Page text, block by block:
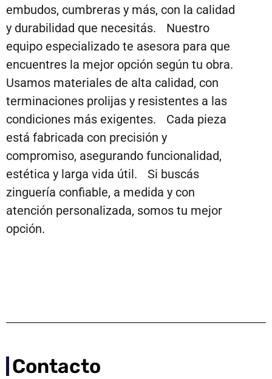
embudos, cumbreras y más, con la calidad
y durabilidad que necesitás. Nuestro
equipo especializado te asesora para que
encuentres la mejor opción según tu obra.
Usamos materiales de alta calidad, con
terminaciones prolijas y resistentes a las
condiciones más exigentes. Cada pieza
está fabricada con precisión y
compromiso, asegurando funcionalidad,
estética y larga vida útil. Si buscás
zinguería confiable, a medida y con
atención personalizada, somos tu mejor
opción.
Contacto